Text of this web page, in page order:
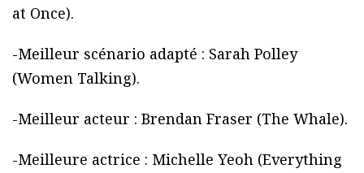
at Once).
-Meilleur scénario adapté : Sarah Polley
(Women Talking).
-Meilleur acteur : Brendan Fraser (The Whale).
-Meilleure actrice : Michelle Yeoh (Everything